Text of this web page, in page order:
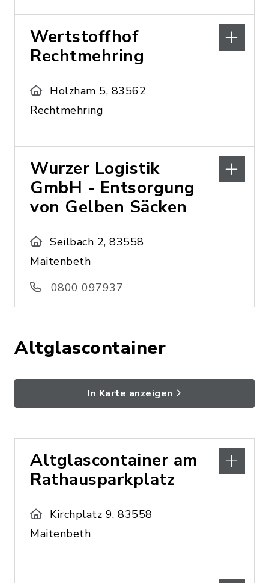
Wertstoffhof
Rechtmehring
Holzham 5, 83562
Rechtmehring
Wurzer Logistik
GmbH - Entsorgung
von Gelben Säcken
Seilbach 2, 83558
Maitenbeth
0800 097937
Altglascontainer
In Karte anzeigen
Altglascontainer am
Rathausparkplatz
Kirchplatz 9, 83558
Maitenbeth